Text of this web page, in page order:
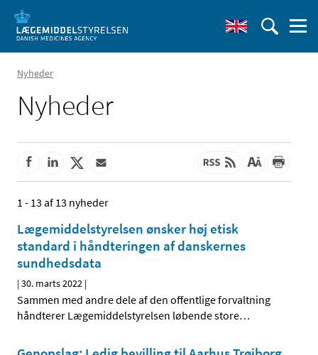
Nyheder
Nyheder
1 - 13 af 13 nyheder
Lægemiddelstyrelsen ønsker høj etisk
standard i håndteringen af danskernes
sundhedsdata
|30. marts 2022 |
Sammen med andre dele af den offentlige forvaltning
håndterer Lægemiddelstyrelsen løbende store…